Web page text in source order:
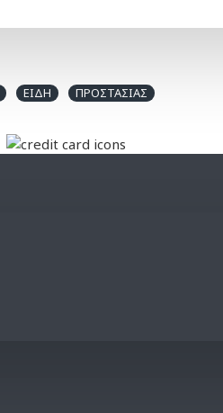
ΕΙΔΗ ΠΡΟΣΤΑΣΙΑΣ